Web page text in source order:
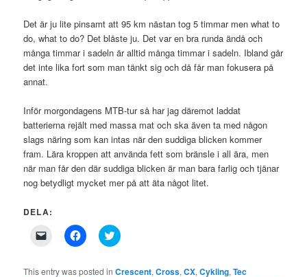
Det är ju lite pinsamt att 95 km nästan tog 5 timmar men what to
do, what to do? Det blåste ju. Det var en bra runda ändå och
många timmar i sadeln är alltid många timmar i sadeln. Ibland går
det inte lika fort som man tänkt sig och då får man fokusera på
annat.
Inför morgondagens MTB-tur så har jag däremot laddat
batterierna rejält med massa mat och ska även ta med någon
slags näring som kan intas när den suddiga blicken kommer
fram. Lära kroppen att använda fett som bränsle i all ära, men
när man får den där suddiga blicken är man bara farlig och tjänar
nog betydligt mycket mer på att äta något litet.
DELA:
Click
link
Click
to
Facebook
Click
to
Twitter
This entry was posted inCrescent,Cross,CX,Cykling,Tec